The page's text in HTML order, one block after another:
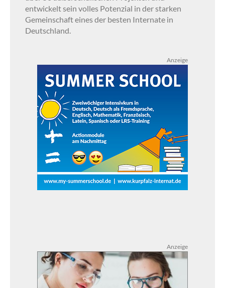
entwickelt sein volles Potenzial in der starken
Gemeinschaft eines der besten Internate in
Deutschland.
Anzeige
Anzeige